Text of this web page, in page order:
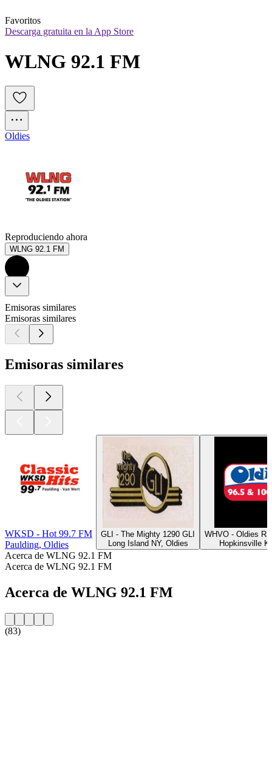
Favoritos
Descarga gratuita en la App Store
WLNG 92.1 FM
Oldies
Reproduciendo ahora
WLNG 92.1 FM
Emisoras similares
Emisoras similares
Emisoras similares
WKSD - Hot 99.7 FM
Paulding, Oldies
GLI - The Mighty 1290 GLI
Long Island NY, Oldies
WHVO - Oldies
Hopkinsville
Acerca de WLNG 92.1 FM
Acerca de WLNG 92.1 FM
Acerca de WLNG 92.1 FM
(83)